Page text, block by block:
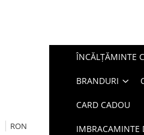
RON
ÎNCĂLȚĂMINTE
BRANDURI
CARD CADOU
IMBRACAMINTE